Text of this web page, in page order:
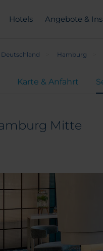
Hotels Angebote &
Deutschland Hamburg
Karte & Anfahrt
Mitte